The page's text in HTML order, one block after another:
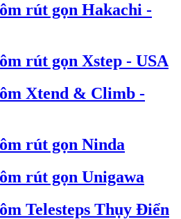
rút gọn Hakachi -
rút gọn Xstep - USA
Xtend & Climb -
rút gọn Ninda
rút gọn Unigawa
Telesteps Thụy Điển